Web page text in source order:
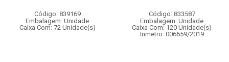
Código: 839169
Embalagem: Unidade
Caixa Com: 72 Unidade(s)
Código: 833587
Embalagem: Unidade
Caixa Com: 120 Unidade(s)
Inmetro: 006659/2019